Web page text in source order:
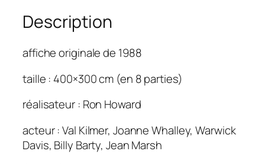
W
i
l
o
.
0
0
Description
affiche originale de 1988
taille : 400×300 cm (en 8 parties)
réalisateur : Ron Howard
acteur : Val Kilmer, Joanne Whalley, Warwick
Davis, Billy Barty, Jean Marsh